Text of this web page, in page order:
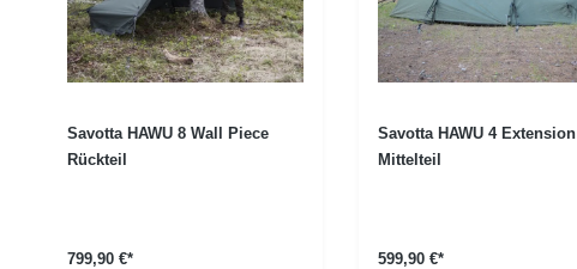
Savotta HAWU 8 Wall Piece
Rückteil
799,90 €*
Savotta HAWU 4 Extension
Mittelteil
599,90 €*